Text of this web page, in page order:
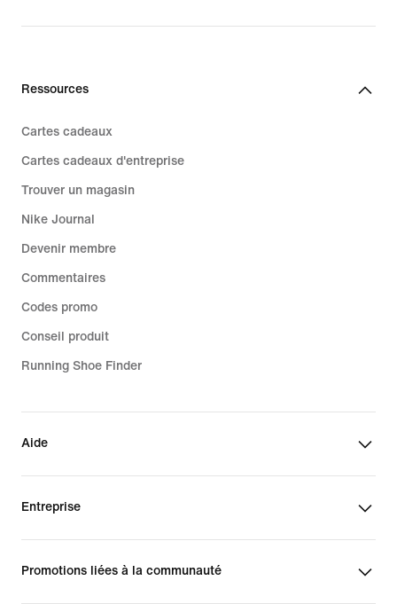
Ressources
Cartes cadeaux
Cartes cadeaux d'entreprise
Trouver un magasin
Nike Journal
Devenir membre
Commentaires
Codes promo
Conseil produit
Running Shoe Finder
Aide
Entreprise
Promotions liées à la communauté